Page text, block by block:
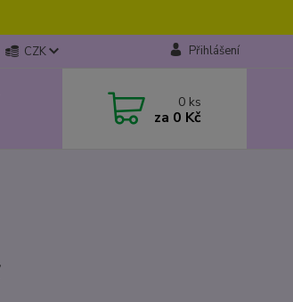
CZK Přihlášení
0 ks
za 0 Kč